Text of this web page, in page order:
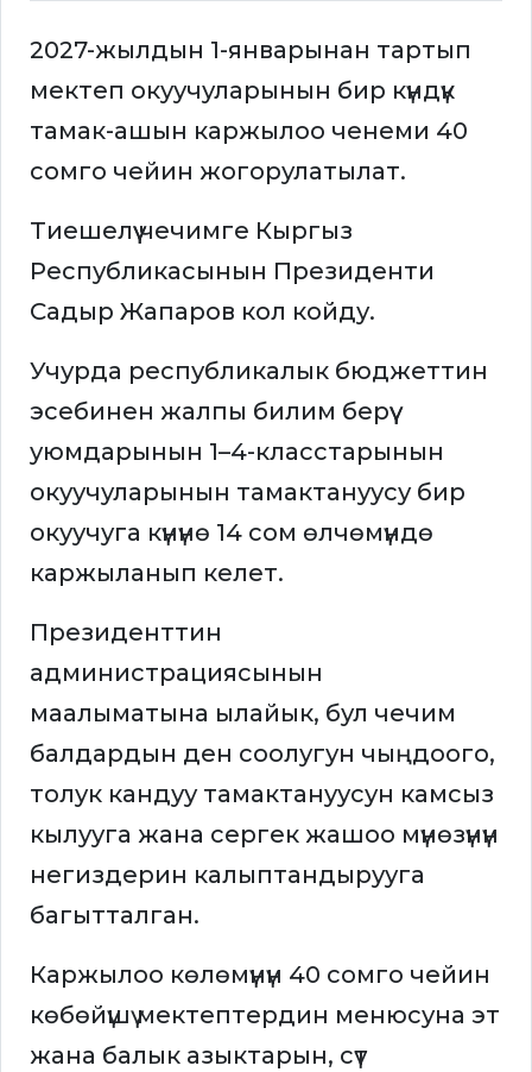
2027-жылдын 1-январынан тартып
мектеп окуучуларынын бир күндүк
тамак-ашын каржылоо ченеми 40
сомго чейин жогорулатылат.
Тиешелүү чечимге Кыргыз
Республикасынын Президенти
Садыр Жапаров кол койду.
Учурда республикалык бюджеттин
эсебинен жалпы билим берүү
уюмдарынын 1–4-класстарынын
окуучуларынын тамактануусу бир
окуучуга күнүнө 14 сом өлчөмүндө
каржыланып келет.
Президенттин
администрациясынын
маалыматына ылайык, бул чечим
балдардын ден соолугун чыңдоого,
толук кандуу тамактануусун камсыз
кылууга жана сергек жашоо мүнөзүнүн
негиздерин калыптандырууга
багытталган.
Каржылоо көлөмүнүн 40 сомго чейин
көбөйүшү мектептердин менюсуна эт
жана балык азыктарын, сүт